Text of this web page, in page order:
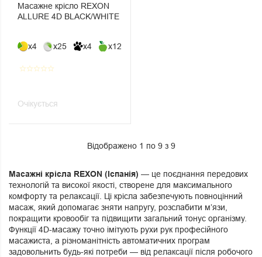
Масажне крісло REXON
ALLURE 4D BLACK/WHITE
x4 x25 x4 x12
star_borderstar_borderstar_borderstar_borderstar_border
Очікується
Відображено 1 по 9 з 9
Масажні крісла REXON (Іспанія) — це поєднання передових
технологій та високої якості, створене для максимального
комфорту та релаксації. Ці крісла забезпечують повноцінний
масаж, який допомагає зняти напругу, розслабити м’язи,
покращити кровообіг та підвищити загальний тонус організму.
Функції 4D-масажу точно імітують рухи рук професійного
масажиста, а різноманітність автоматичних програм
задовольнить будь-які потреби — від релаксації після робочого